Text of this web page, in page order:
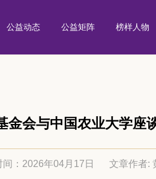
公益动态 公益矩阵 榜样人物
金会与中国农业大学座
间：2026年04月17日 文章作者: